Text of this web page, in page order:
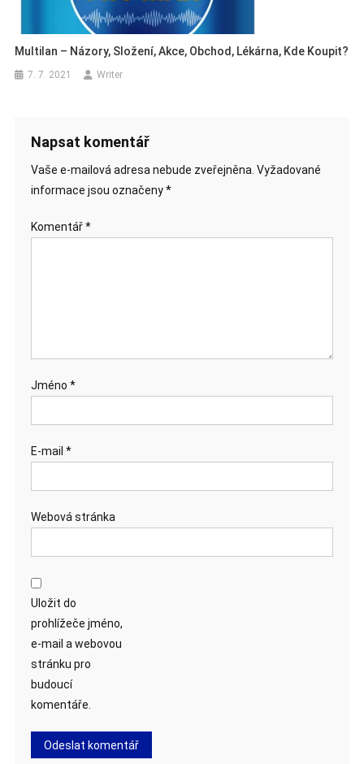
Multilan – Názory, Složení, Akce, Obchod, Lékárna, Kde Koupit?
7. 7. 2021 Writer
Napsat komentář
Vaše e-mailová adresa nebude zveřejněna. Vyžadované
informace jsou označeny*
Komentář*
Jméno *
E-mail *
Webová stránka
Uložit do
prohlížeče jméno,
e-mail a webovou
stránku pro
budoucí
komentáře.